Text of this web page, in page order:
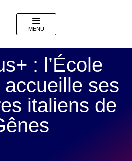
MENU
: l’École
ses
italiens de